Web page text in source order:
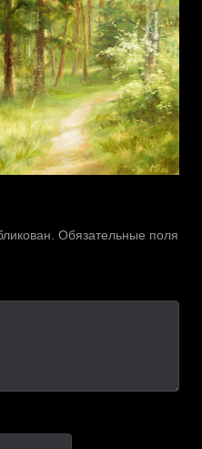
Обязательные поля